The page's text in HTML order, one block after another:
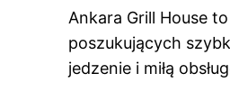
Ankara Grill House
poszukujących
jedzenie i miłą